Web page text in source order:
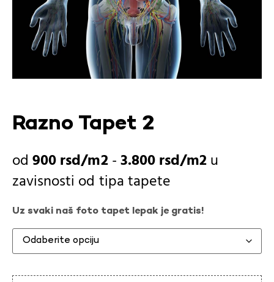
Razno Tapet 2
900rsd -3.800rsd
u
zavisnosti od tipa tapete
Uz svaki naš foto tapet lepak je gratis!